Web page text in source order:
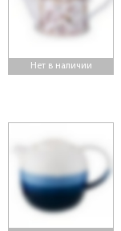
Нет в наличии